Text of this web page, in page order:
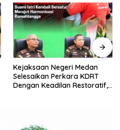
Kejaksaan Negeri Medan
Selesaikan Perkara KDRT
Dengan Keadilan Restoratif,